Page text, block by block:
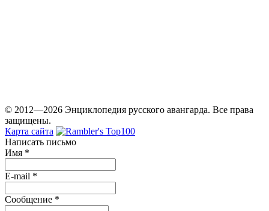
© 2012—2026 Энциклопедия русского авангарда. Все права
защищены.
Карта сайта
Написать письмо
Имя *
E-mail *
Сообщение *